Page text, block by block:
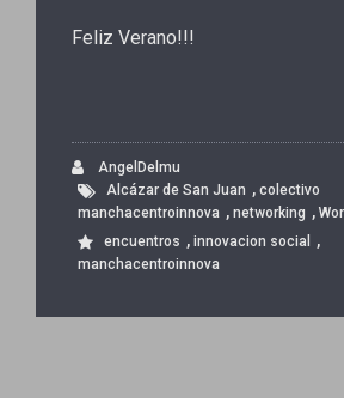
Feliz Verano!!!
AngelDelmu
Alcázar de San Juan , colectivo
manchacentroinnova , networking ,
encuentros , innovacion social ,
manchacentroinnova